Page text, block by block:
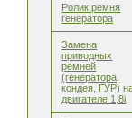
Ролик ремня
генератора
Замена
приводных
ремней
(генератора,
кондея, ГУР)
двигателе 1,8i